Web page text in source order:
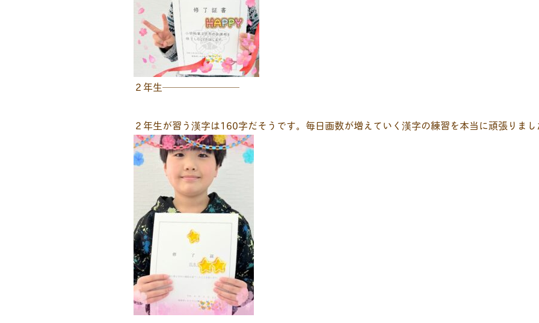
２年生────────
２年生が習う漢字は160字だそうです。毎日画数が増えていく漢字の練習を本当に頑張りま